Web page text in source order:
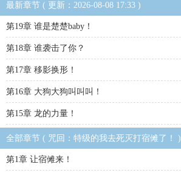
最新章节 ( 更新：2026-08-08 17:33 )
第19章 谁是楚楚baby！
第18章 谁袭击了你？
第17章 移影换形！
第16章 大狗大狗叫叫叫！
第15章 龙的力量！
全部章节 ( 咒回：特级的我去死灭打宿傩了！ )
第1章 让宿傩来！